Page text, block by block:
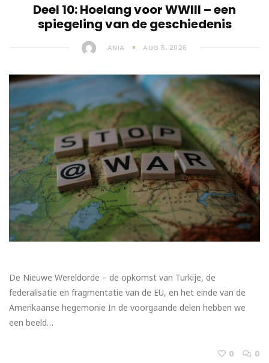
Deel 10: Hoelang voor WWIII – een
spiegeling van de geschiedenis
ANIA AUG 5, 2026
De Nieuwe Wereldorde – de opkomst van Turkije, de
federalisatie en fragmentatie van de EU, en het einde van de
Amerikaanse hegemonie In de voorgaande delen hebben we
een beeld…
0 0